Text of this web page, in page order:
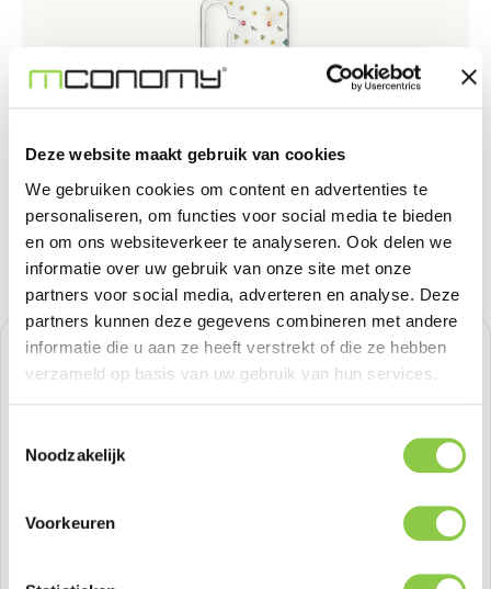
Deze website maakt gebruik van cookies
We gebruiken cookies om content en advertenties te
personaliseren, om functies voor social media te bieden
en om ons websiteverkeer te analyseren. Ook delen we
informatie over uw gebruik van onze site met onze
partners voor social media, adverteren en analyse. Deze
partners kunnen deze gegevens combineren met andere
informatie die u aan ze heeft verstrekt of die ze hebben
verzameld op basis van uw gebruik van hun services.
Noodzakelijk
Voorkeuren
Normale prijs:
€ 33,05
Producthoeveelheid: Voer de
Productnummer:
Voorraad: 17